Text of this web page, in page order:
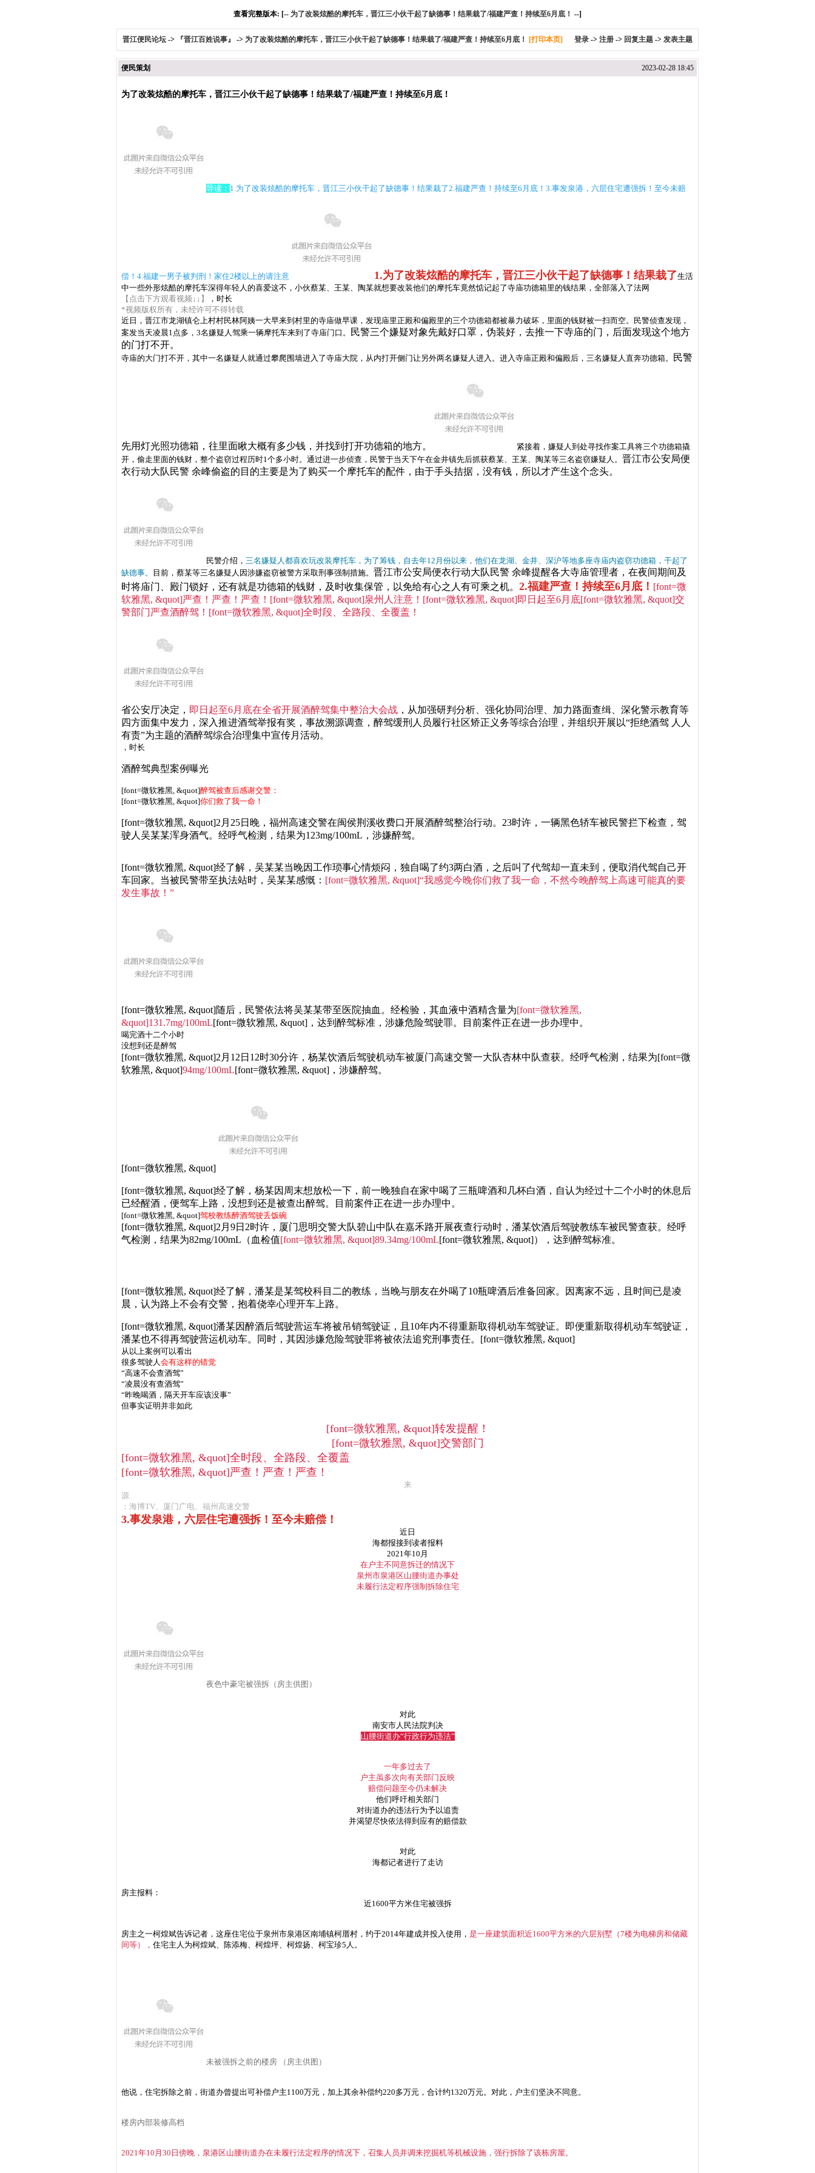
查看完整版本: [-- 为了改装炫酷的摩托车，晋江三小伙干起了缺德事！结果栽了/福建严查！持续至6月底！ --]
晋江便民论坛 -> 『晋江百姓说事』 -> 为了改装炫酷的摩托车，晋江三小伙干起了缺德事！结果栽了/福建严查！持续至6月底！ [打印本页] 登录 -> 注册 -> 回复主题 -> 发表主题
便民策划 2023-02-28 18:45
为了改装炫酷的摩托车，晋江三小伙干起了缺德事！结果栽了/福建严查！持续至6月底！
导读： 1.为了改装炫酷的摩托车，晋江三小伙干起了缺德事！结果栽了2.福建严查！持续至6月底！ 3.事发泉港，六层住宅遭强拆！至今未赔
偿！ 4.福建一男子被判刑！家住2楼以上的请注意 1.为了改装炫酷的摩托车，晋江三小伙干起了缺德事！结果栽了生活
中一些外形炫酷的摩托车深得年轻人的喜爱这不，小伙蔡某、王某、陶某就想要改装他们的摩托车竟然惦记起了寺庙功德箱里的钱结果，全部落入了法网
【点击下方观看视频↓↓】
，时长
*视频版权所有，未经许可不得转载
近日，晋江市龙湖镇仑上村村民林阿姨一大早来到村里的寺庙做早课，发现庙里正殿和偏殿里的三个功德箱都被暴力破坏，里面的钱财被一扫而空。民警侦查发现，
案发当天凌晨1点多，3名嫌疑人驾乘一辆摩托车来到了寺庙门口。
民警三个嫌疑对象先戴好口罩，伪装好，去推一下寺庙的门，后面发现这个地方
的门打不开。
寺庙的大门打不开，其中一名嫌疑人就通过攀爬围墙进入了寺庙大院，从内打开侧门让另外两名嫌疑人进入。进入寺庙正殿和偏殿后，三名嫌疑人直奔功德箱。 民警
先用灯光照功德箱，往里面瞅大概有多少钱，并找到打开功德箱的地方。
紧接着，嫌疑人到处寻找作案工具将三个功德箱撬
开，偷走里面的钱财，整个盗窃过程历时1个多小时。通过进一步侦查，民警于当天下午在金井镇先后抓获蔡某、王某、陶某等三名盗窃嫌疑人。 晋江市公安局便
衣行动大队民警 余峰偷盗的目的主要是为了购买一个摩托车的配件，由于手头拮据，没有钱，所以才产生这个念头。
民警介绍， 三名嫌疑人都喜欢玩改装摩托车，为了筹钱， 自去年12月份以来，他们在龙湖、金井、深沪等地多座寺庙内盗窃功德箱，干起了
缺德事。
目前，蔡某等三名嫌疑人因涉嫌盗窃被警方采取刑事强制措施。 晋江市公安局便衣行动大队民警 余峰提醒各大寺庙管理者，在夜间期间及
时将庙门、殿门锁好，还有就是功德箱的钱财，及时收集保管，以免给有心之人有可乘之机。 2.福建严查！持续至6月底！ [font=微
软雅黑, &quot]严查！严查！严查！ [font=微软雅黑, &quot]泉州人注意！ [font=微软雅黑, &quot]即日起至6月底[font=微软雅黑, &quot]交
警部门严查酒醉驾！ [font=微软雅黑, &quot]全时段、全路段、全覆盖！
省公安厅决定， 即日起至6月底在全省开展酒醉驾集中整治大会战 ，从加强研判分析、强化协同治理、加力路面查缉、深化警示教育等
四方面集中发力，深入推进酒驾举报有奖，事故溯源调查，醉驾缓刑人员履行社区矫正义务等综合治理，并组织开展以“拒绝酒驾 人人
有责”为主题的酒醉驾综合治理集中宣传月活动。
，时长
酒醉驾典型案例曝光
[font=微软雅黑, &quot]醉驾被查后感谢交警：
[font=微软雅黑, &quot]你们救了我一命！
[font=微软雅黑, &quot]2月25日晚，福州高速交警在闽侯荆溪收费口开展酒醉驾整治行动。23时许，一辆黑色轿车被民警拦下检查，驾
驶人吴某某浑身酒气。经呼气检测，结果为123mg/100mL，涉嫌醉驾。
[font=微软雅黑, &quot]经了解，吴某某当晚因工作琐事心情烦闷，独自喝了约3两白酒，之后叫了代驾却一直未到，便取消代驾自己开
车回家。当被民警带至执法站时，吴某某感慨： [font=微软雅黑, &quot]“我感觉今晚你们救了我一命，不然今晚醉驾上高速可能真的要
发生事故！”
[font=微软雅黑, &quot]随后，民警依法将吴某某带至医院抽血。经检验，其血液中酒精含量为[font=微软雅黑,
&quot]131.7mg/100mL[font=微软雅黑, &quot]，达到醉驾标准，涉嫌危险驾驶罪。目前案件正在进一步办理中。
喝完酒十二个小时
没想到还是醉驾
[font=微软雅黑, &quot]2月12日12时30分许，杨某饮酒后驾驶机动车被厦门高速交警一大队杏林中队查获。经呼气检测，结果为[font=微
软雅黑, &quot]94mg/100mL[font=微软雅黑, &quot]，涉嫌醉驾。
[font=微软雅黑, &quot]
[font=微软雅黑, &quot]经了解，杨某因周末想放松一下，前一晚独自在家中喝了三瓶啤酒和几杯白酒，自认为经过十二个小时的休息后
已经醒酒，便驾车上路，没想到还是被查出醉驾。目前案件正在进一步办理中。
[font=微软雅黑, &quot]驾校教练醉酒驾驶丢饭碗
[font=微软雅黑, &quot]2月9日2时许，厦门思明交警大队碧山中队在嘉禾路开展夜查行动时，潘某饮酒后驾驶教练车被民警查获。经呼
气检测，结果为82mg/100mL（血检值[font=微软雅黑, &quot]89.34mg/100mL[font=微软雅黑, &quot]），达到醉驾标准。
[font=微软雅黑, &quot]经了解，潘某是某驾校科目二的教练，当晚与朋友在外喝了10瓶啤酒后准备回家。因离家不远，且时间已是凌
晨，认为路上不会有交警，抱着侥幸心理开车上路。
[font=微软雅黑, &quot]潘某因醉酒后驾驶营运车将被吊销驾驶证，且10年内不得重新取得机动车驾驶证。即便重新取得机动车驾驶证，
潘某也不得再驾驶营运机动车。同时，其因涉嫌危险驾驶罪将被依法追究刑事责任。 [font=微软雅黑, &quot]
从以上案例可以看出
很多驾驶人会有这样的错觉
“高速不会查酒驾”
“凌晨没有查酒驾”
“昨晚喝酒，隔天开车应该没事”
但事实证明并非如此
[font=微软雅黑, &quot]转发提醒！
[font=微软雅黑, &quot]交警部门
[font=微软雅黑, &quot]全时段、全路段、全覆盖
[font=微软雅黑, &quot]严查！严查！严查！
来
源
：海博TV、厦门广电、福州高速交警
3.事发泉港，六层住宅遭强拆！至今未赔偿！
近日
海都报接到读者报料
2021年10月
在户主不同意拆迁的情况下
泉州市泉港区山腰街道办事处
未履行法定程序强制拆除住宅
夜色中豪宅被强拆（房主供图）
对此
南安市人民法院判决
山腰街道办“行政行为违法”
一年多过去了
户主虽多次向有关部门反映
赔偿问题至今仍未解决
他们呼吁相关部门
对街道办的违法行为予以追责
并渴望尽快依法得到应有的赔偿款
对此
海都记者进行了走访
房主报料：
近1600平方米住宅被强拆
房主之一柯煌斌告诉记者，这座住宅位于泉州市泉港区南埔镇柯厝村，约于2014年建成并投入使用， 是一座建筑面积近1600平方米的六层别墅（7楼为电梯房和储藏
间等）， 住宅主人为柯煌斌、陈添梅、柯煌坪、柯煌扬、柯宝珍5人。
未被强拆之前的楼房 （房主供图）
他说，住宅拆除之前，街道办曾提出可补偿户主1100万元，加上其余补偿约220多万元，合计约1320万元。对此，户主们坚决不同意。
楼房内部装修高档
2021年10月30日傍晚，泉港区山腰街道办在未履行法定程序的情况下，召集人员并调来挖掘机等机械设施，强行拆除了该栋房屋。